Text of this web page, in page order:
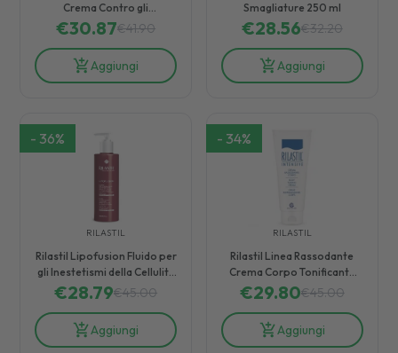
Crema Contro gli
Inestetismi della Cellulite
€30.87€41.90
Aggiungi
Smagliature 250 ml
€28.56€32.20
Aggiungi
- 36%
RILASTIL
Rilastil Lipofusion Fluido per
gli Inestetismi della Cellulite
250 ml
€28.79€45.00
Aggiungi
- 34%
RILASTIL
Rilastil Linea Rassodante
Crema Corpo Tonificante
Anti-Rilassamento 200 ml
€29.80€45.00
Aggiungi